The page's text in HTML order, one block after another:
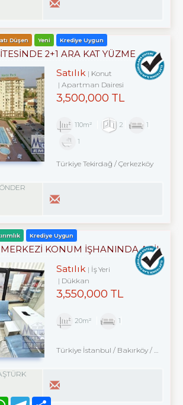
Düşen Yeni Krediye Uygun
2+1 ARA KAT YÜZME
Satılık
Konut
Apartman Dairesi
3,500,000 TL
110m² 2
1
1
Türkiye Tekirdağ / Çerkezköy
Krediye Uygun
KONUM İŞHANINDA ACİL
Satılık
İş Yeri
Dükkan
3,550,000 TL
20m² 1
Türkiye İstanbul / Bakırköy/ Kartaltepe
WhatsAppTelegram